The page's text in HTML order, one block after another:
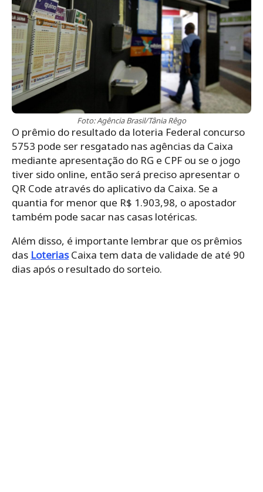
Foto: Agência Brasil/Tânia Rêgo
O prêmio do resultado da loteria Federal concurso
5753 pode ser resgatado nas agências da Caixa
mediante apresentação do RG e CPF ou se o jogo
tiver sido online, então será preciso apresentar o
QR Code através do aplicativo da Caixa. Se a
quantia for menor que R$ 1.903,98, o apostador
também pode sacar nas casas lotéricas.
Além disso, é importante lembrar que os prêmios
das LoteriasCaixa tem data de validade de até 90
dias após o resultado do sorteio.